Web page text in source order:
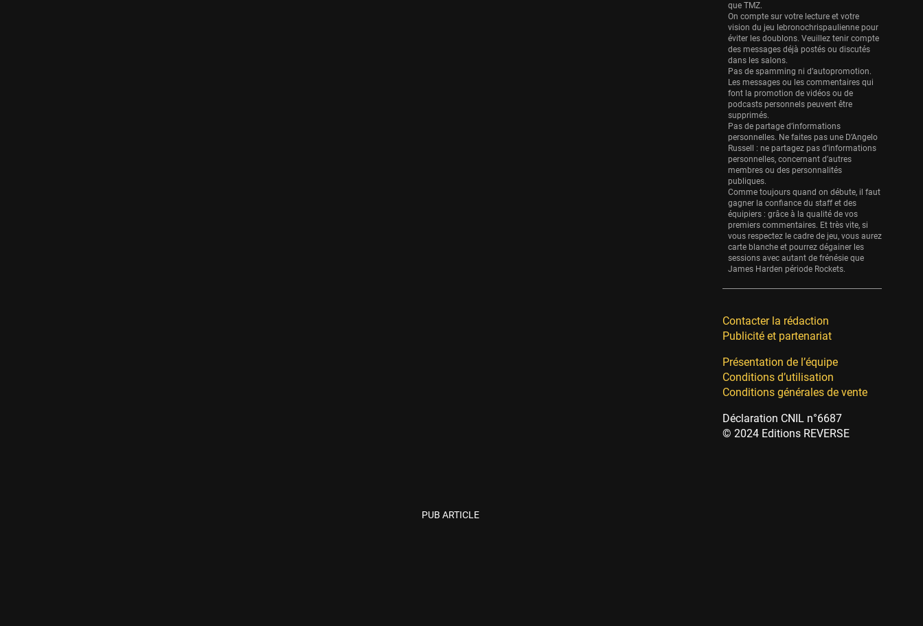
PUB ARTICLE
Eurobasket
25 sessions
Detroit Pistons
25 sessions
Brooklyn Nets
24 sessions
Sacramento Kings
24 sessions
Utah Jazz
22 sessions
Toronto Raptors
18 sessions
REVERSE
11 sessions
que TMZ.
On compte sur votre lecture et votre
vision du jeu lebronochrispaulienne pour
éviter les doublons. Veuillez tenir compte
des messages déjà postés ou discutés
dans les salons.
Pas de spamming ni d’autopromotion.
Les messages ou les commentaires qui
font la promotion de vidéos ou de
podcasts personnels peuvent être
supprimés.
Pas de partage d’informations
personnelles. Ne faites pas une D’Angelo
Russell : ne partagez pas d’informations
personnelles, concernant d’autres
membres ou des personnalités
publiques.
Comme toujours quand on débute, il faut
gagner la confiance du staff et des
équipiers : grâce à la qualité de vos
premiers commentaires. Et très vite, si
vous respectez le cadre de jeu, vous aurez
carte blanche et pourrez dégainer les
sessions avec autant de frénésie que
James Harden période Rockets.
Contacter la rédaction
Publicité et partenariat
Présentation de l’équipe
Conditions d’utilisation
Conditions générales de vente
Déclaration CNIL n°6687
© 2024 Editions REVERSE